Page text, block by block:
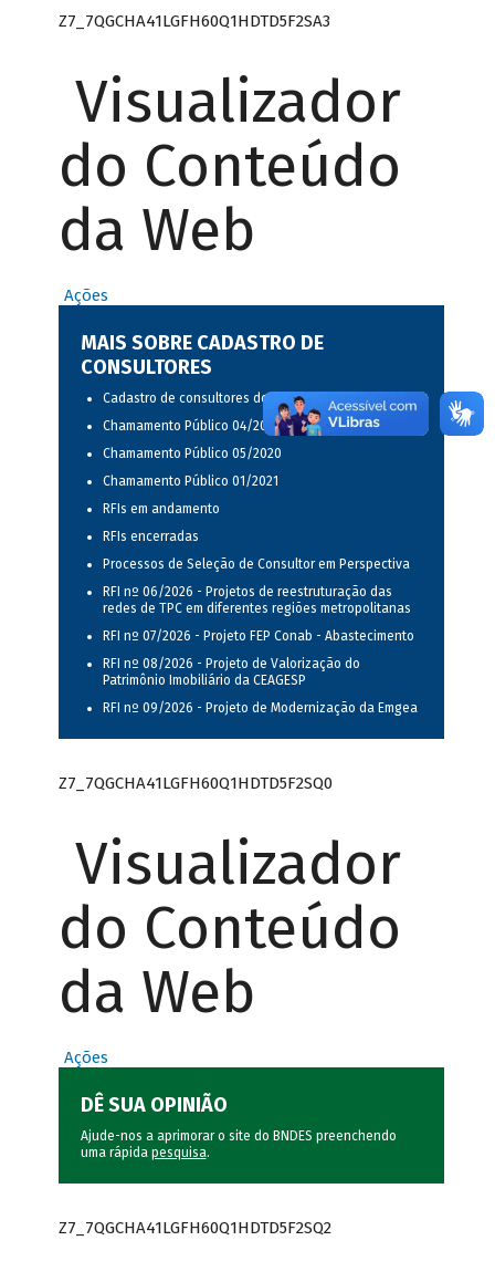
Z7_7QGCHA41LGFH60Q1HDTD5F2SA3
Visualizador
do Conteúdo
da Web
Ações
MAIS SOBRE CADASTRO DE
CONSULTORES
Cadastro de consultores do BNDES
Chamamento Público 04/2020
Chamamento Público 05/2020
Chamamento Público 01/2021
RFIs em andamento
RFIs encerradas
Processos de Seleção de Consultor em Perspectiva
RFI nº 06/2026 - Projetos de reestruturação das
redes de TPC em diferentes regiões metropolitanas
RFI nº 07/2026 - Projeto FEP Conab - Abastecimento
RFI nº 08/2026 - Projeto de Valorização do
Patrimônio Imobiliário da CEAGESP
RFI nº 09/2026 - Projeto de Modernização da Emgea
Z7_7QGCHA41LGFH60Q1HDTD5F2SQ0
Visualizador
do Conteúdo
da Web
Ações
DÊ SUA OPINIÃO
Ajude-nos a aprimorar o site do BNDES preenchendo
uma rápida pesquisa.
Z7_7QGCHA41LGFH60Q1HDTD5F2SQ2